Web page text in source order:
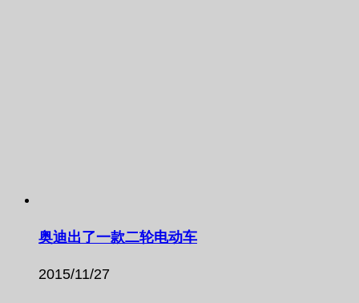
奥迪出了一款二轮电动车
2015/11/27